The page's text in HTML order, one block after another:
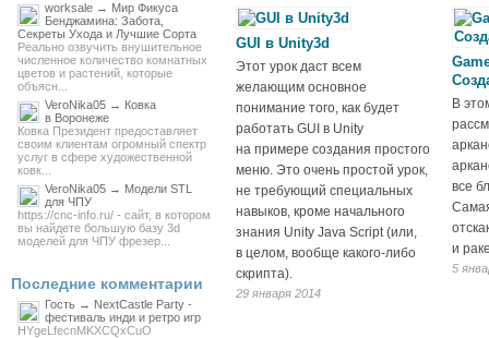
GUI в Unity3d
Этот урок даст всем
желающим основное
понимание того, как будет
работать GUI в Unity
на примере создания простого
меню. Это очень простой урок,
не требующий специальных
навыков, кроме начального
знания Unity Java Script (или,
в целом, вообще какого-либо
скрипта).
29 января 2014
В
все
и
5
worksale → Мир Фикуса
Бенджамина: Забота,
Секреты Ухода и Лучшие Сорта
Реально озвучить внушительное
численное количество комнатных
цветов и растений, которые
объясн...
VeroNika05 → Ковка
в Воронеже
Ковка Президент предоставляет
своим клиентам огромный спектр
услуг в сфере художественной
ковк...
VeroNika05 → Модели STL
для ЧПУ
https://cnc-info.ru/ - сайт, в котором
вы найдете большую базу 3d
моделей для ЧПУ фрезер...
Последние комментарии
Гость → NextCastle Party -
фестиваль инди и ретро игр
HYgeLfecnMKXCQxCuO